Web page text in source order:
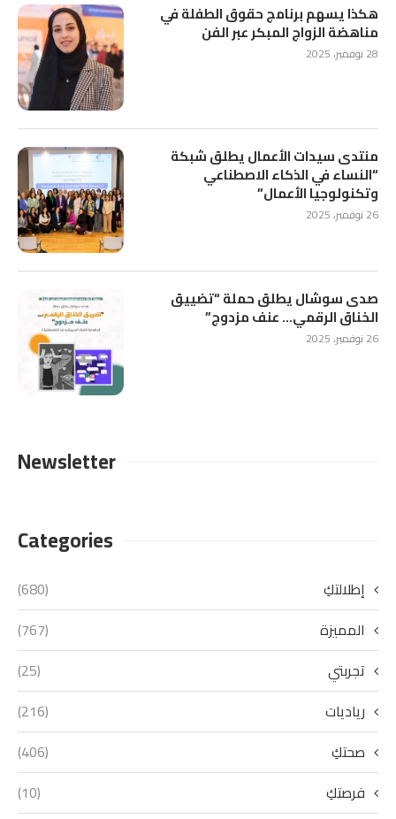
هكذا يسهم برنامج حقوق الطفلة في
مناهضة الزواج المبكر عبر الفن
28 نوفمبر، 2025
منتدى سيدات الأعمال يطلق شبكة
“النساء في الذكاء الاصطناعي
وتكنولوجيا الأعمال”
26 نوفمبر، 2025
صدى سوشال يطلق حملة “تضييق
الخناق الرقمي… عنف مزدوج”
26 نوفمبر، 2025
Newsletter
Categories
إطلالتكِ
(680)
المميزة
(767)
تجربتي
(25)
رياديات
(216)
صحتكِ
(406)
فرصتكِ
(10)